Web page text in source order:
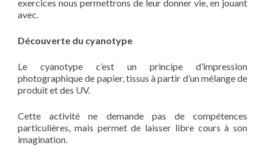
exercices nous permettrons de leur donner vie, en jouant
avec.
Découverte du cyanotype
Le cyanotype c’est un principe d’impression
photographique de papier, tissus à partir d’un mélange de
produit et des UV.
Cette activité ne demande pas de compétences
particulières, mais permet de laisser libre cours à son
imagination.